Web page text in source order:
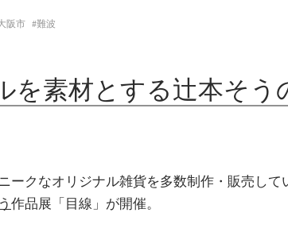
阪市 #難波
を素材とする辻本そ
ークなオリジナル雑貨を多数制作・販売して
作品展「目線」が開催。